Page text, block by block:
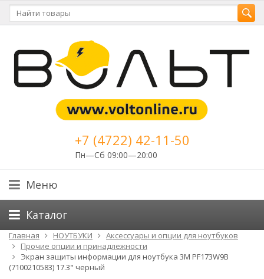
+7 (4722) 42-11-50
Пн—Сб 09:00—20:00
Меню
Каталог
Главная НОУТБУКИ
Аксессуары и опции для ноутбуков
Прочие опции и принадлежности
Экран защиты информации для ноутбука 3M PF173W9B
(7100210583) 17.3" черный